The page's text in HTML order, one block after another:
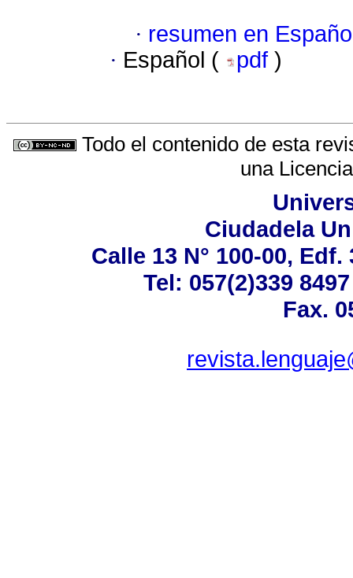
· resumen en
· Español ( pdf )
Todo el contenido de esta
una
Ciudadela
Calle 13 N° 100-00,
Tel: 057(2)339
Fax.